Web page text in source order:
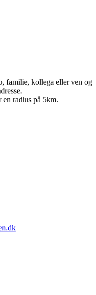
familie, kollega eller ven og
en radius på 5km.